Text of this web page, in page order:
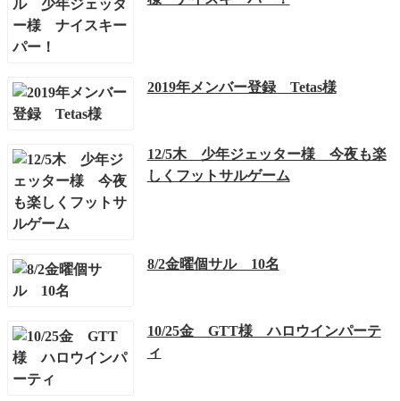
2019年メンバー登録 Tetas様
12/5木 少年ジェッター様 今夜も楽
しくフットサルゲーム
8/2金曜個サル 10名
10/25金 GTT様 ハロウインパーテ
ィ